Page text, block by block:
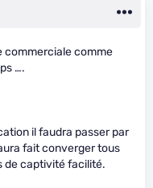
commerciale comme
….
il faudra passer par
fait converger tous
de captivité facilité.